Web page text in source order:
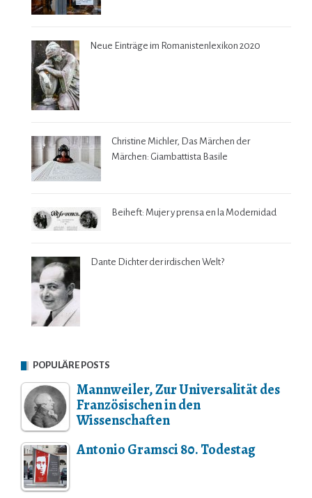
Neue Einträge im Romanistenlexikon 2020
Christine Michler, Das Märchen der
Märchen: Giambattista Basile
Beiheft: Mujer y prensa en la Modernidad
Dante Dichter der irdischen Welt?
POPULÄRE POSTS
Mannweiler, Zur Universalität des
Französischen in den
Wissenschaften
Antonio Gramsci 80. Todestag